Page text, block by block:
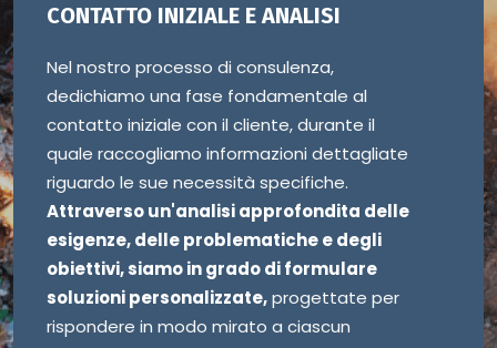
CONTATTO INIZIALE E ANALISI
Nel nostro processo di consulenza,
dedichiamo una fase fondamentale al
contatto iniziale con il cliente, durante il
quale raccogliamo informazioni dettagliate
riguardo le sue necessità specifiche.
Attraverso un'analisi approfondita delle
esigenze, delle problematiche e degli
obiettivi, siamo in grado di formulare
soluzioni personalizzate,progettate per
rispondere in modo mirato a ciascun